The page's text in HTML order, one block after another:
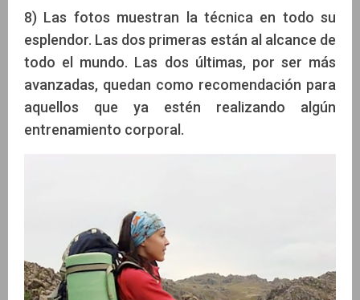
8) Las fotos muestran la técnica en todo su
esplendor. Las dos primeras están al alcance de
todo el mundo. Las dos últimas, por ser más
avanzadas, quedan como recomendación para
aquellos que ya estén realizando algún
entrenamiento corporal.